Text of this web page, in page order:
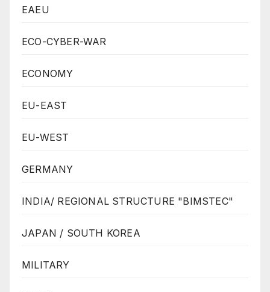
EAEU
ECO-CYBER-WAR
ECONOMY
EU-EAST
EU-WEST
GERMANY
INDIA/ REGIONAL STRUCTURE "BIMSTEC"
JAPAN / SOUTH KOREA
MILITARY